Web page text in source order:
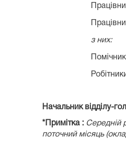
з них:
Начальник
*Примітка : Середній
поточний місяць